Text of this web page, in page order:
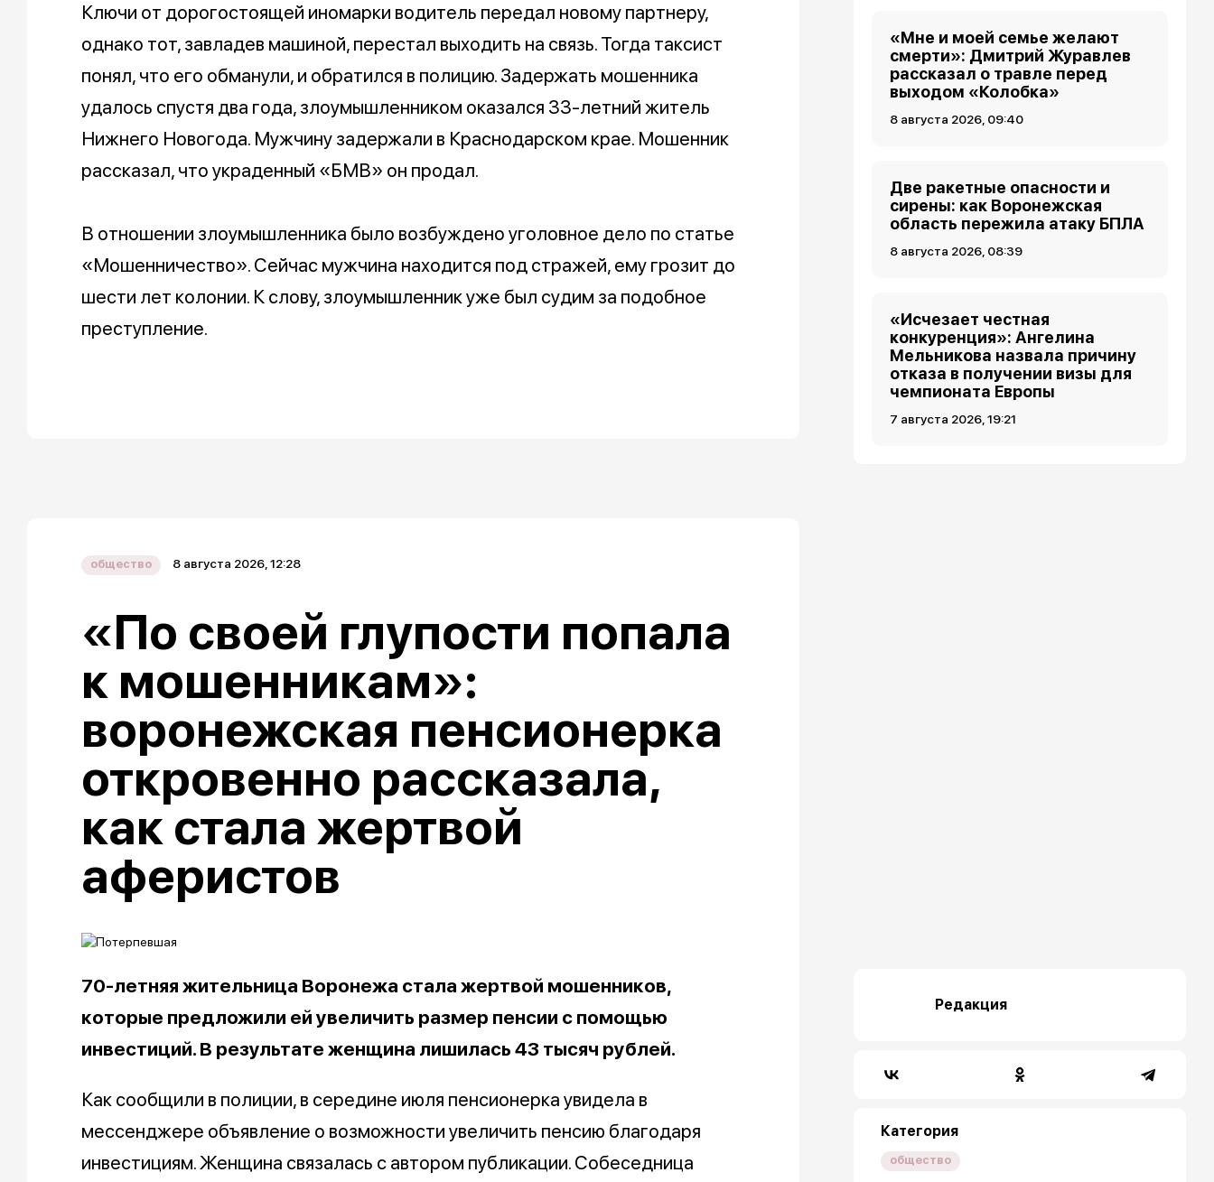
Ключи от дорогостоящей иномарки водитель передал новому партнеру,
однако тот, завладев машиной, перестал выходить на связь. Тогда таксист
понял, что его обманули, и обратился в полицию. Задержать мошенника
удалось спустя два года, злоумышленником оказался 33-летний житель
Нижнего Новогода. Мужчину задержали в Краснодарском крае. Мошенник
рассказал, что украденный «БМВ» он продал.
В отношении злоумышленника было возбуждено уголовное дело по статье
«Мошенничество». Сейчас мужчина находится под стражей, ему грозит до
шести лет колонии. К слову, злоумышленник уже был судим за подобное
преступление.
«Мне и моей семье желают
смерти»: Дмитрий Журавлев
рассказал о травле перед
выходом «Колобка»
8 августа 2026, 09:40
Две ракетные опасности и
сирены: как Воронежская
область пережила атаку БПЛА
8 августа 2026, 08:39
«Исчезает честная
конкуренция»: Ангелина
Мельникова назвала причину
отказа в получении визы для
чемпионата Европы
7 августа 2026, 19:21
общество 8 августа 2026, 12:28
«По своей глупости попала
к мошенникам»:
воронежская пенсионерка
откровенно рассказала,
как стала жертвой
аферистов
70-летняя жительница Воронежа стала жертвой мошенников,
которые предложили ей увеличить размер пенсии с помощью
инвестиций. В результате женщина лишилась 43 тысяч рублей.
Как сообщили в полиции, в середине июля пенсионерка увидела в
мессенджере объявление о возможности увеличить пенсию благодаря
инвестициям. Женщина связалась с автором публикации. Собеседница
Редакция
Категория
общество